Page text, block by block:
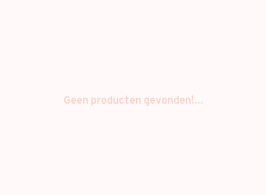
Geen producten gevonden!...